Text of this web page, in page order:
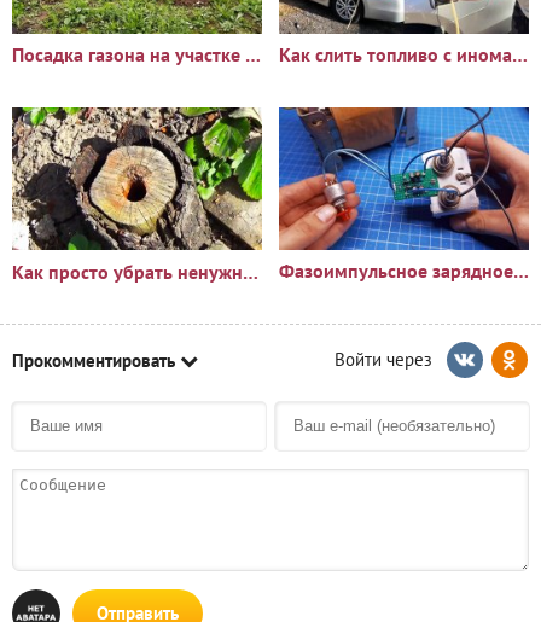
Посадка газона на участке с сорняками: опыт и результаты Как слить топливо с иномарки через горловину бака
Как просто убрать ненужный пень?🪵 Фазоимпульсное зарядное устройство своими руками
Прокомментировать
Отправить